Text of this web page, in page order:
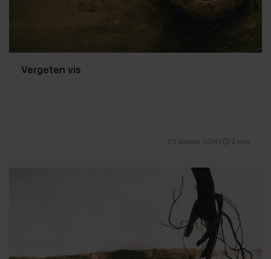
Vergeten vis
29 januari 2014 2 min